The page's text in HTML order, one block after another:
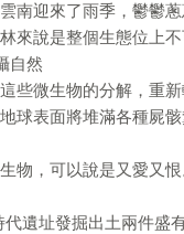
迎來了雨季，鬱鬱蔥
來說是整個生態位上不
自然
些微生物的分解，重
球表面將堆滿各種屍
物，可以說是又愛又恨
遺址發掘出土兩件盛